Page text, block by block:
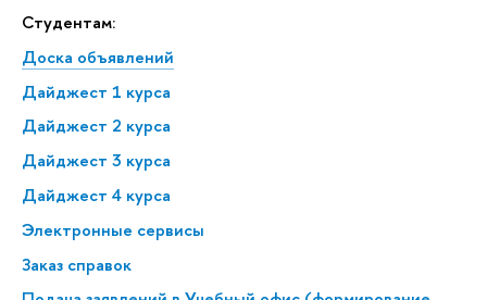
Студентам:
Доска объявлений
Дайджест 1 курса
Дайджест 2 курса
Дайджест 3 курса
Дайджест 4 курса
Электронные сервисы
Заказ справок